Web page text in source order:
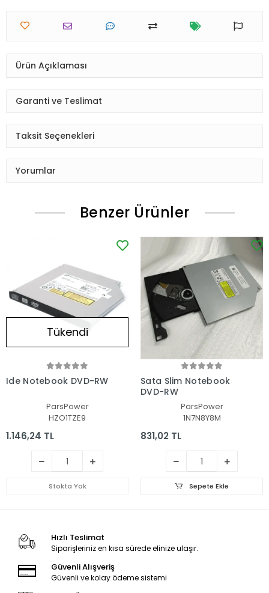
Ürün Açıklaması
Garanti ve Teslimat
Taksit Seçenekleri
Yorumlar
Benzer Ürünler
Tükendi
Ide Notebook DVD-RW
ParsPower
HZO1TZE9
1.146,24 TL
Stokta Yok
Sata Slim Notebook
DVD-RW
ParsPower
1N7N8Y8M
831,02 TL
Sepete Ekle
Hızlı Teslimat
Siparişleriniz en kısa sürede elinize ulaşır.
Güvenli Alışveriş
Güvenli ve kolay ödeme sistemi